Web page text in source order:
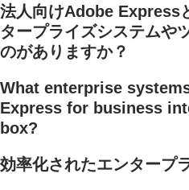
法人向けAdobe Express
タープライズシステムや
のがありますか？
What enterprise
Express for business
box?
効率化されたエンタープ